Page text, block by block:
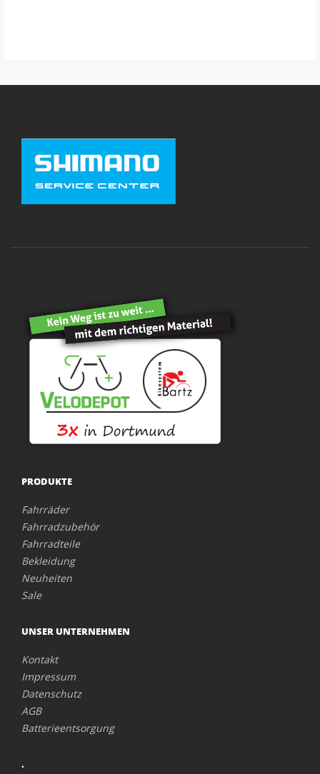
PRODUKTE
Fahrräder
Fahrradzubehör
Fahrradteile
Bekleidung
Neuheiten
Sale
UNSER UNTERNEHMEN
Kontakt
Impressum
Datenschutz
AGB
Batterieentsorgung
.